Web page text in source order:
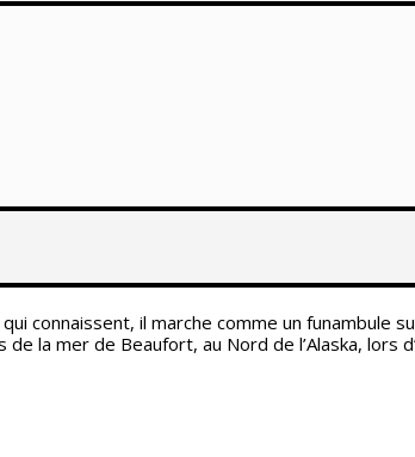
connaissent, il marche comme un funambule
la mer de Beaufort, au Nord de l’Alaska, lors